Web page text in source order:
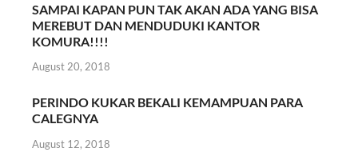
SAMPAI KAPAN PUN TAK AKAN ADA YANG BISA
MEREBUT DAN MENDUDUKI KANTOR
KOMURA!!!!
August 20, 2018
PERINDO KUKAR BEKALI KEMAMPUAN PARA
CALEGNYA
August 12, 2018